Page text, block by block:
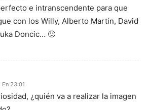
e intranscendente para que
con los Willy, Alberto Martín, David
Doncic… 🙂
En 23:01
¿quién va a realizar la imagen